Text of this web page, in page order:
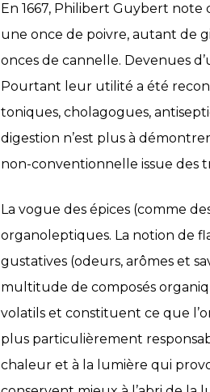
En 1667, Philibert Guybert note
une once de poivre, autant de
onces de cannelle. Devenues
Pourtant leur utilité a été
toniques, cholagogues,
digestion n’est plus à
non-conventionnelle issue des
La vogue des épices (comme
organoleptiques. La notion de
gustatives (odeurs, arômes et
multitude de composés
volatils et constituent ce que
plus particulièrement
chaleur et à la lumière qui